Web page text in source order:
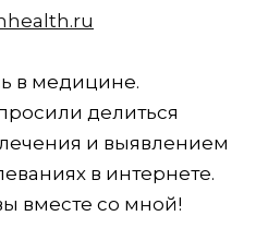
в медицине.
делиться
и выявлением
в интернете.
вместе со мной!